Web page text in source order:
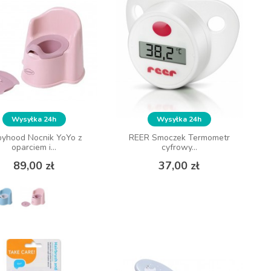
Wysyłka 24h
Nocnik YoYo z
oparciem i...
89,00 złCena
Wysyłka 24h
Nocnik YoYo z
oparciem i...
89,00 złCena
Wysyłka 24h
REER Smoczek Termometr
cyfrowy...
37,00 złCena
Wysyłka 24h
REER Smoczek Termometr
cyfrowy...
37,00 złCena